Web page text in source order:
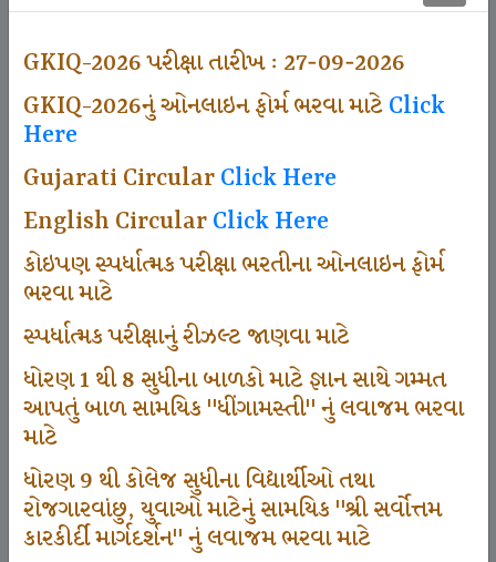
GKIQ-2026 પરીક્ષા તારીખ : 27-09-2026
GKIQ-2026નું ઓનલાઇન ફોર્મ ભરવા માટેClick
Here
Gujarati CircularClick Here
English CircularClick Here
કોઇપણ સ્પર્ધાત્મક પરીક્ષા ભરતીના ઓનલાઇન ફોર્મ
ભરવા માટે
સ્પર્ધાત્મક પરીક્ષાનું રીઝલ્ટ જાણવા માટે
ધોરણ 1 થી 8 સુધીના બાળકો માટે જ્ઞાન સાથે ગમ્મત
આપતું બાળ સામયિક "ધીંગામસ્તી" નું લવાજમ ભરવા
માટે
ધોરણ 9 થી કોલેજ સુધીના વિદ્યાર્થીઓ તથા
રોજગારવાંછુ, યુવાઓ માટેનું સામયિક "શ્રી સર્વોત્તમ
કારકીર્દી માર્ગદર્શન" નું લવાજમ ભરવા માટે
497
Dhingamasti Subscription
666
1000
Participate School In GKIQ